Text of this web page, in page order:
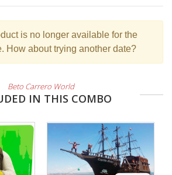
is no longer available for the
How about trying another date?
Beto Carrero World
IN THIS COMBO